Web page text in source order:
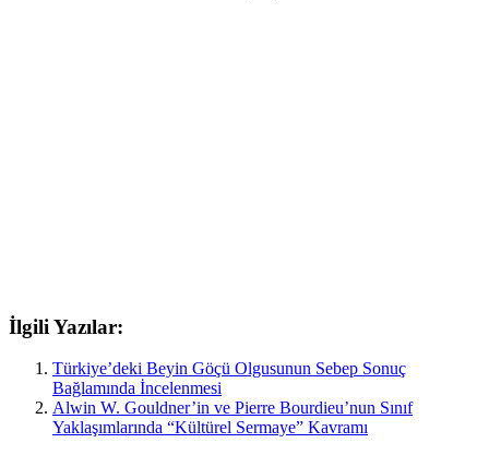
İlgili Yazılar:
Türkiye’deki Beyin Göçü Olgusunun Sebep Sonuç
Bağlamında İncelenmesi
Alwin W. Gouldner’in ve Pierre Bourdieu’nun Sınıf
Yaklaşımlarında “Kültürel Sermaye” Kavramı